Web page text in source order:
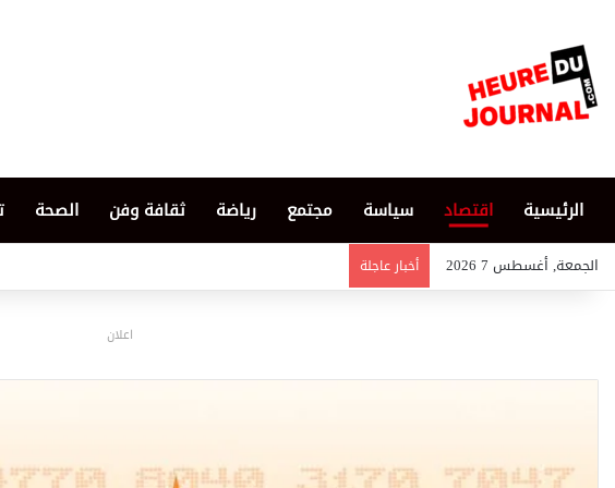
الرئيسية اقتصاد سياسة مجتمع رياضة ثقافة وفن الصحة
الجمعة, أغسطس 7 2026 أخبار عاجلة
اعلان